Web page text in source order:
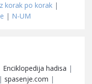
korak po korak |
| N-UM
Enciklopedija hadisa |
| spasenje.com |